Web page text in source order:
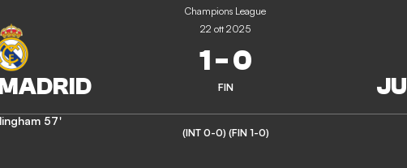
Champions League
22 ott 2025
1-0
FIN
57'
(INT 0-0) (FIN 1-0)